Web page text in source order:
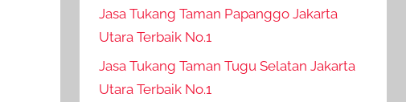
Jasa Tukang Taman Papanggo Jakarta
Utara Terbaik No.1
Jasa Tukang Taman Tugu Selatan Jakarta
Utara Terbaik No.1